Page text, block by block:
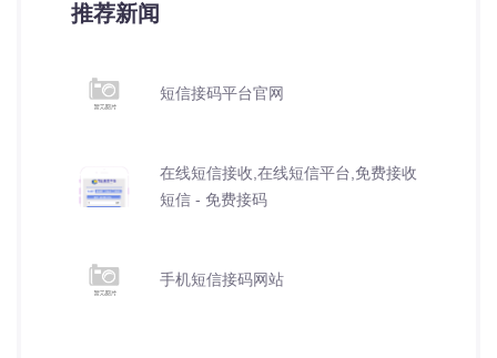
推荐新闻
短信接码平台官网
在线短信接收,在线短信平台,免费接收
短信 - 免费接码
手机短信接码网站